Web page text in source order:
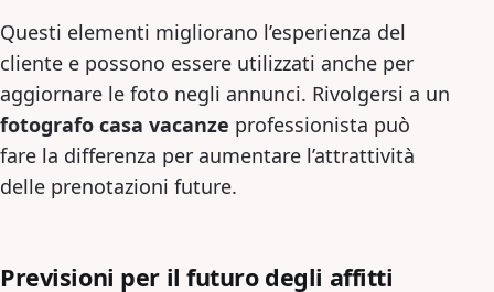
Questi elementi migliorano l’esperienza del
cliente e possono essere utilizzati anche per
aggiornare le foto negli annunci. Rivolgersi a un
fotografo casa vacanze professionista può
fare la differenza per aumentare l’attrattività
delle prenotazioni future.
Previsioni per il futuro degli affitti